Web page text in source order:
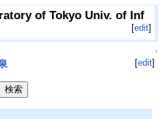
of Tokyo Univ. of Inf
[edit]
↑
[edit]